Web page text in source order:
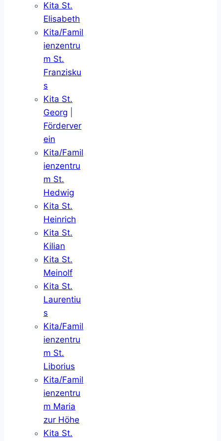
Kita St.
Elisabeth
Kita/Famil
ienzentru
m St.
Franzisku
s
Kita St.
Georg
Förderver
ein
Kita/Famil
ienzentru
m St.
Hedwig
Kita St.
Heinrich
Kita St.
Kilian
Kita St.
Meinolf
Kita St.
Laurentiu
s
Kita/Famil
ienzentru
m St.
Liborius
Kita/Famil
ienzentru
m Maria
zur Höhe
Kita St.